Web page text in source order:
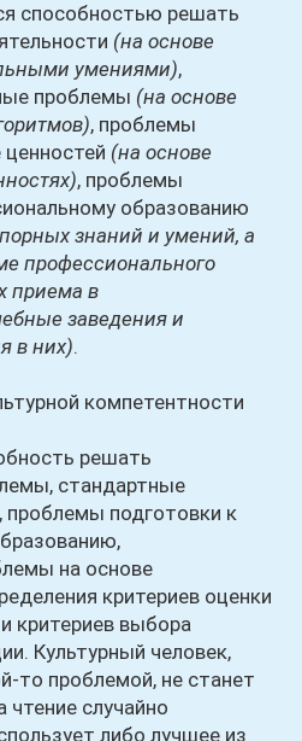
способностью решать
(на основе
умениями),
проблемы (на основе
, проблемы
(на основе
, проблемы
образованию
знаний и умений, а
профессионального
приема в
заведения и
в них).
компетентности
решать
стандартные
подготовки к
на основе
критериев оценки
критериев выбора
Культурный человек,
то проблемой, не станет
чтение случайно
либо лучшее из